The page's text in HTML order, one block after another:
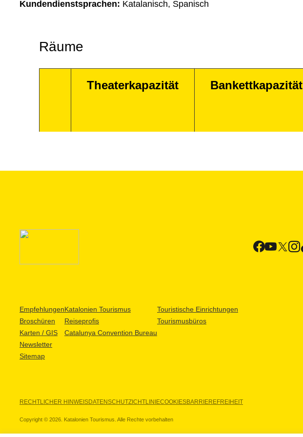
Kundendienstsprachen: Katalanisch, Spanisch
Räume
Theaterkapazität Bankettkapazität
Empfehlungen
Broschüren
Karten / GIS
Newsletter
Sitemap
Katalonien Tourismus
Reiseprofis
Catalunya Convention Bureau
Touristische Einrichtungen
Tourismusbüros
RECHTLICHER HINWEISDATENSCHUTZICHTLINIECOOKIESBARRIEREFREIHEIT
Copyright © 2026. Katalonien Tourismus. Alle Rechte vorbehalten